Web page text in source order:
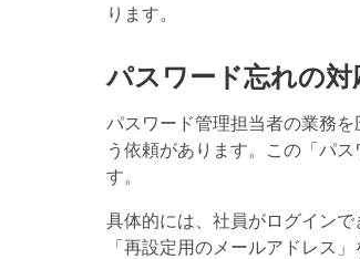
ります。
パスワード忘れの
パスワード管理担当者の業務
う依頼があります。この「パ
す。
具体的には、社員がログイン
「再設定用のメールアドレス